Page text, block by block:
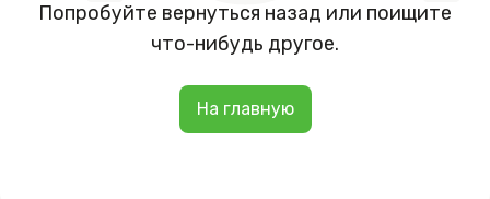
Попробуйте вернуться назад или поищите
что-нибудь другое.
На главную